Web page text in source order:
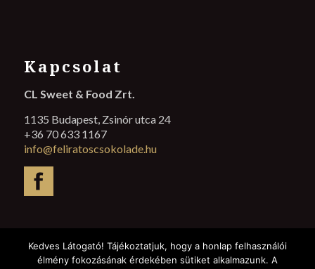
Kapcsolat
CL Sweet & Food Zrt.
1135 Budapest, Zsinór utca 24
+36 70 633 1167
info@feliratoscsokolade.hu
Kedves Látogató! Tájékoztatjuk, hogy a honlap felhasználói
élmény fokozásának érdekében sütiket alkalmazunk. A